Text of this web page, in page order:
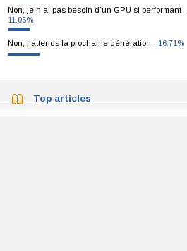
Non, je n'ai pas besoin d'un GPU si performant -
11.06%
Non, j'attends la prochaine génération - 16.71%
Top articles